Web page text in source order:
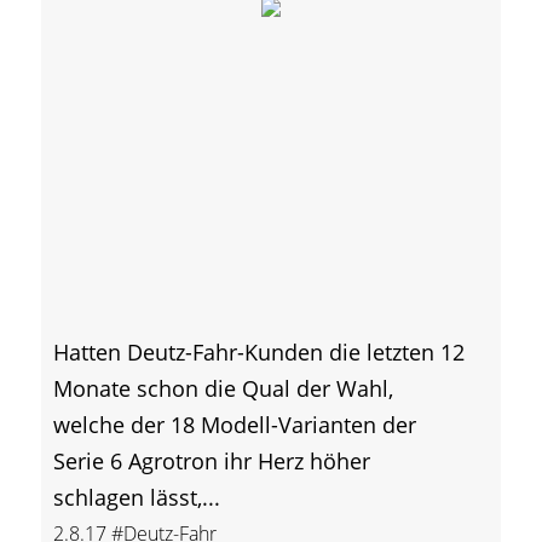
Hatten Deutz-Fahr-Kunden die letzten 12
Monate schon die Qual der Wahl,
welche der 18 Modell-Varianten der
Serie 6 Agrotron ihr Herz höher
schlagen lässt,...
2.8.17#Deutz-Fahr